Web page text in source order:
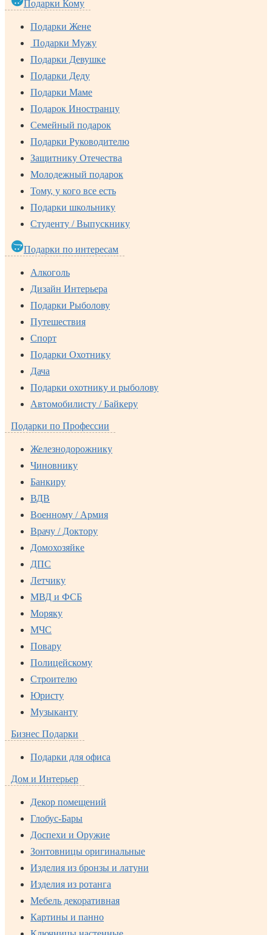
Подарки Кому
Подарки Жене
Подарки Мужу
Подарки Девушке
Подарки Деду
Подарки Маме
Подарок Иностранцу
Семейный подарок
Подарки Руководителю
Защитнику Отечества
Молодежный подарок
Тому, у кого все есть
Подарки школьнику
Студенту / Выпускнику
Подарки по интересам
Алкоголь
Дизайн Интерьера
Подарки Рыболову
Путешествия
Спорт
Подарки Охотнику
Дача
Подарки охотнику и рыболову
Автомобилисту / Байкеру
Подарки по Профессии
Железнодорожнику
Чиновнику
Банкиру
ВДВ
Военному / Армия
Врачу / Доктору
Домохозяйке
ДПС
Летчику
МВД и ФСБ
Моряку
МЧС
Повару
Полицейскому
Строителю
Юристу
Музыканту
Бизнес Подарки
Подарки для офиса
Дом и Интерьер
Декор помещений
Глобус-Бары
Доспехи и Оружие
Зонтовницы оригинальные
Изделия из бронзы и латуни
Изделия из ротанга
Мебель декоративная
Картины и панно